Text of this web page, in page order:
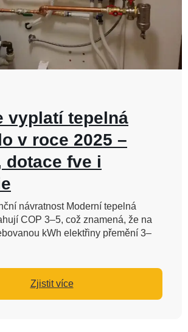
vyplatí tepelná
v roce 2025 –
dotace fve i
návratnost Moderní tepelná
COP 3–5, což znamená, že na
kWh elektřiny přemění 3–
Zjistit více